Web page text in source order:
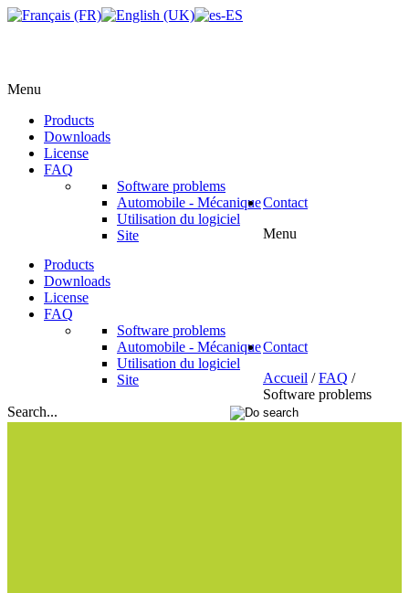
Menu
Products
Downloads
License
FAQ
Software problems
Automobile - Mécanique
Utilisation du logiciel
Site
Contact
Menu
Products
Downloads
License
FAQ
Software problems
Automobile - Mécanique
Utilisation du logiciel
Site
Contact
Accueil /FAQ /
Software problems
Search...